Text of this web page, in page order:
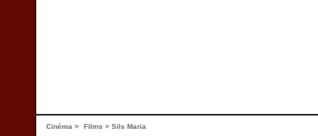
Cinéma > Films > Sils Maria